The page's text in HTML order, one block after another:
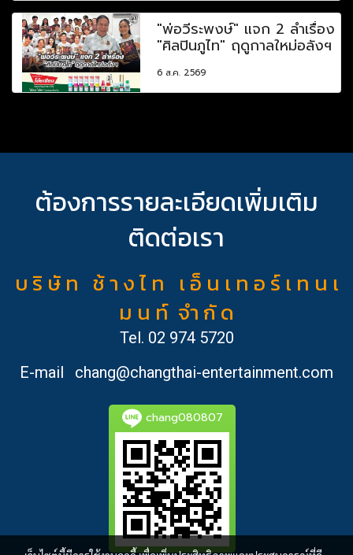
"พ่อวีระพงษ์" แจก 2 ลำเรื่อง
"ศิลปินภูไท" ฤดูกาลใหม่อลังฯ
6 ส.ค. 2569
ต้องการรายละเอียดเพิ่มเติม
ติดต่อเรา
บ ริ ษั ท ช้ า ง ไ ท เ อ็ น เ ท อ ร์ เ ท น เ
ม น ท์ จำ กั ด
Tel. 02 974 5720
E-mail
chang@changthai-entertainment.com
chang080807